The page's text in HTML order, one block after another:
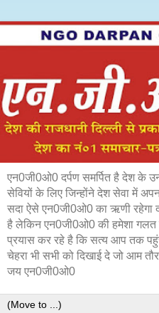
एन0जी0ओ0 दर्पण समर्पित है देश के
सेवियों के लिए जिन्होंने देश सेवा में
सदा ऐसे एन0जी0ओ0 का ऋणी रहेगा
है लेकिन एन0जी0ओ0 की हमेशा गलत
प्रयास कर रहे है कि सत्य आप तक
चेहरा भी सभी को दिखाई दे जो आम
जय एन0जी0ओ0